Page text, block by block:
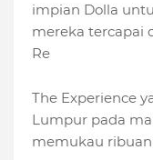
impian Dolla
mereka tercapai
Re
The Experience
Lumpur pada
memukau